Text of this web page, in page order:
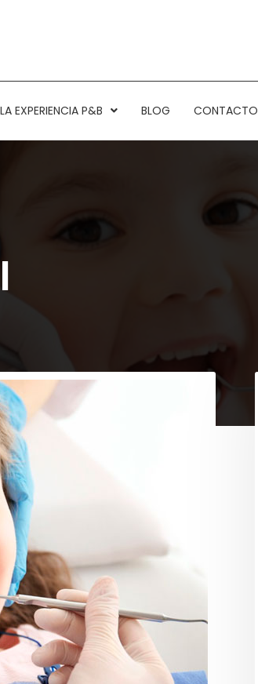
LA EXPERIENCIA P&B BLOG CONTACTO